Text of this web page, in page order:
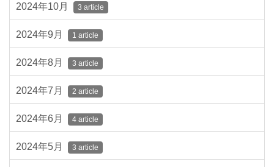
2024年10月 3 article
2024年9月 1 article
2024年8月 3 article
2024年7月 2 article
2024年6月 4 article
2024年5月 3 article